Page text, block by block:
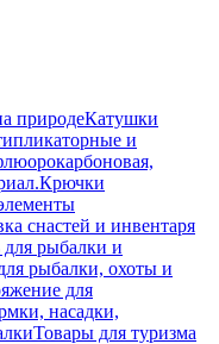
природеКатушки
и
Крючки
снастей и инвентаря
для рыбалки и
рыбалки, охоты и
для
насадки,
Товары для туризма